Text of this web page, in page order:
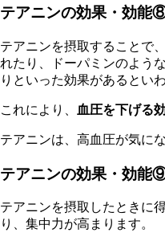
テアニンの効果・効能
テアニンを摂取することで、
れたり、ドーパミンのよう
りといった効果があるとい
これにより、 血圧を下げる
テアニンは、高血圧が気に
テアニンの効果・効能
テアニンを摂取したときに
り、集中力が高まります。